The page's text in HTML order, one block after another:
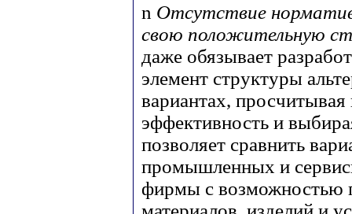
n Отсутствие
свою положительную
даже обязывает
элемент структуры
вариантах,
эффективность и
позволяет сравнить
промышленных и
фирмы с возможностью